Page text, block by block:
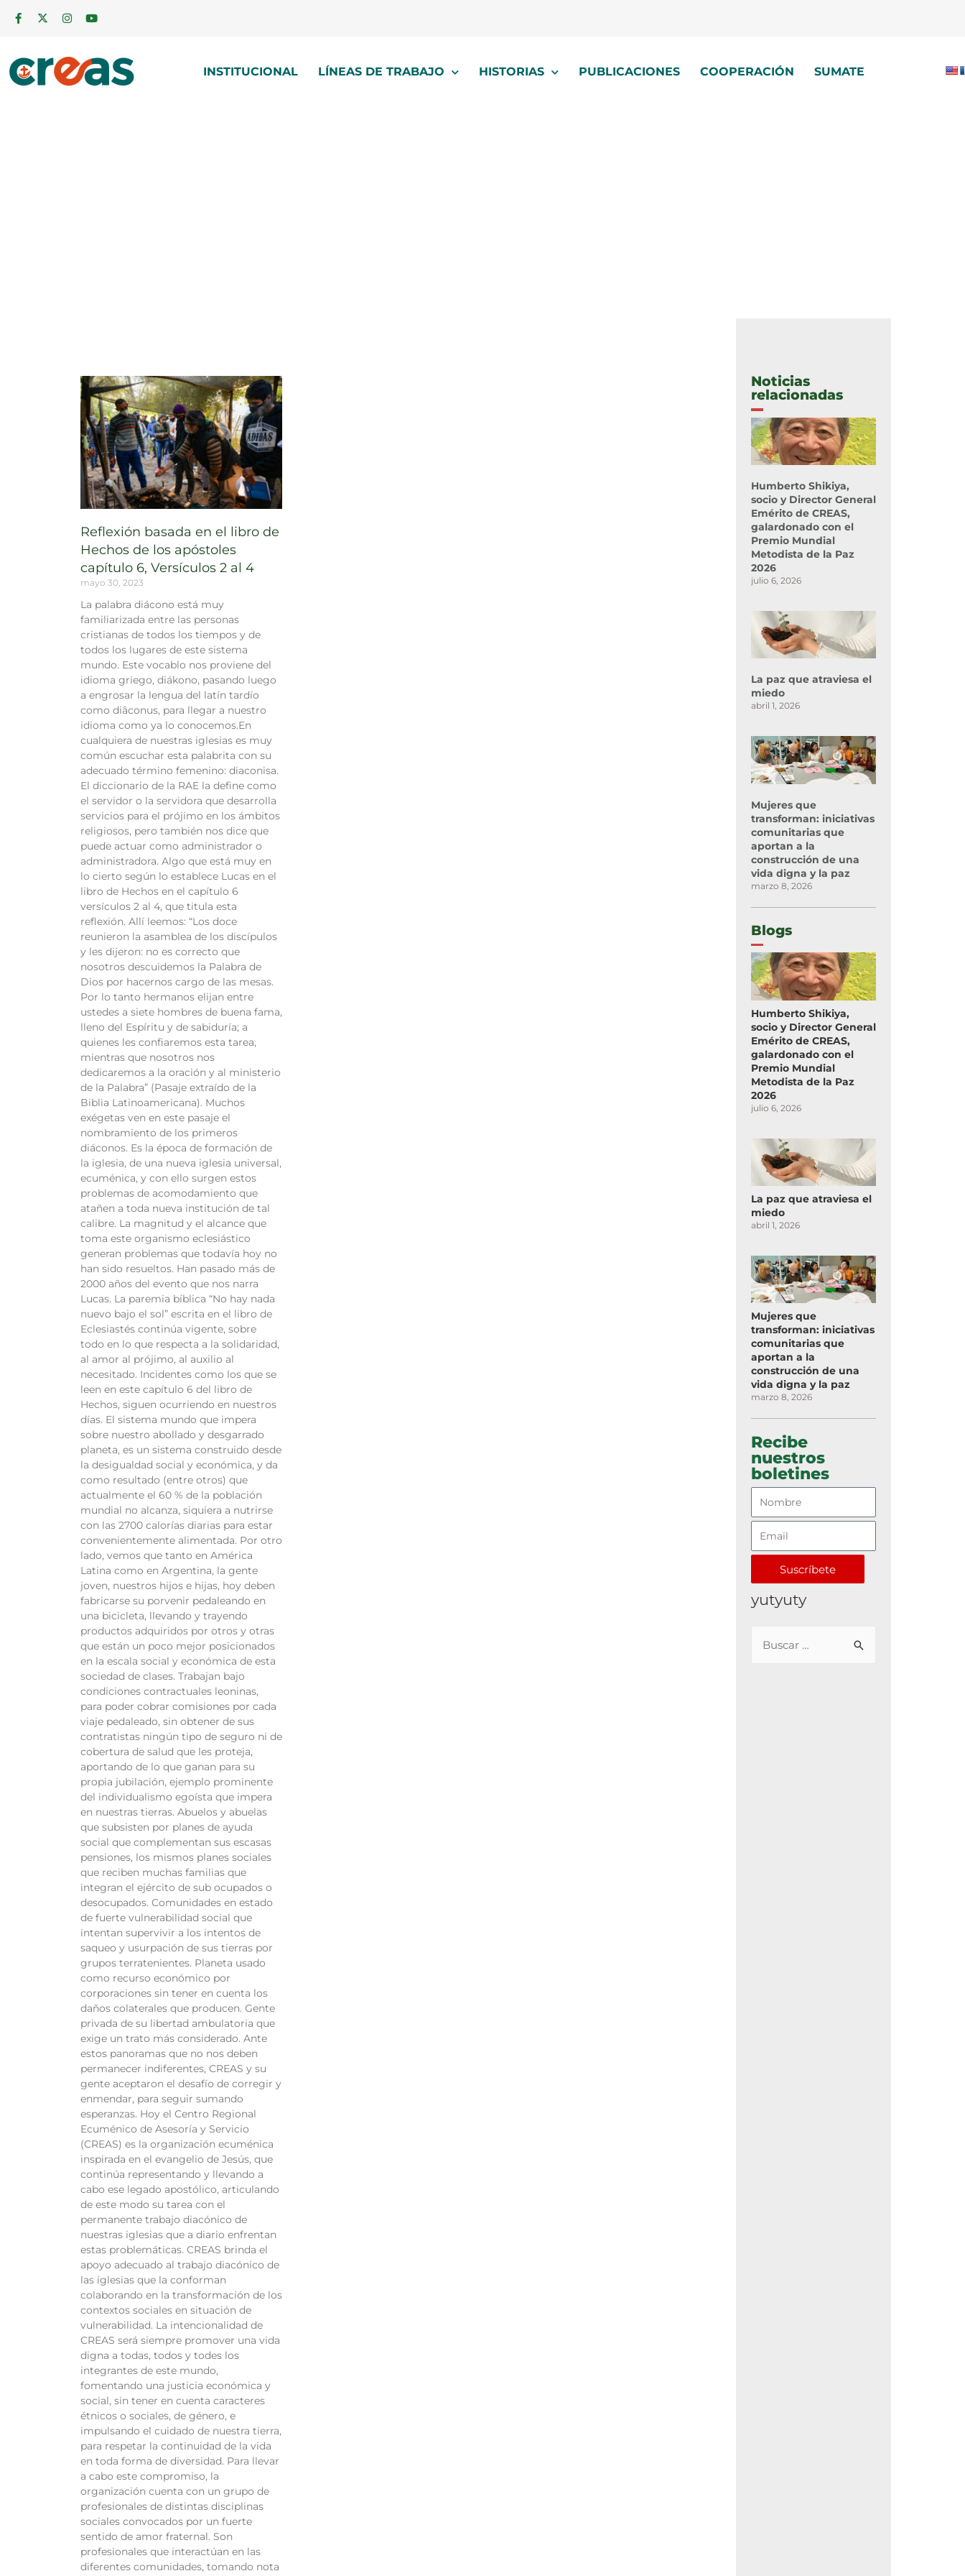
INSTITUCIONAL LÍNEAS DE TRABAJO HISTORIAS PUBLICACIONES COOPERACIÓN SUMATE
Reflexión basada en el libro de
Hechos de los apóstoles
capítulo 6, Versículos 2 al 4
mayo 30, 2023
La palabra diácono está muy
familiarizada entre las personas
cristianas de todos los tiempos y de
todos los lugares de este sistema
mundo. Este vocablo nos proviene del
idioma griego, diákono, pasando luego
a engrosar la lengua del latín tardío
como diâconus, para llegar a nuestro
idioma como ya lo conocemos.En
cualquiera de nuestras iglesias es muy
común escuchar esta palabrita con su
adecuado término femenino: diaconisa.
El diccionario de la RAE la define como
el servidor o la servidora que desarrolla
servicios para el prójimo en los ámbitos
religiosos, pero también nos dice que
puede actuar como administrador o
administradora. Algo que está muy en
lo cierto según lo establece Lucas en el
libro de Hechos en el capítulo 6
versículos 2 al 4, que titula esta
reflexión. Allí leemos: “Los doce
reunieron la asamblea de los discípulos
y les dijeron: no es correcto que
nosotros descuidemos la Palabra de
Dios por hacernos cargo de las mesas.
Por lo tanto hermanos elijan entre
ustedes a siete hombres de buena fama,
lleno del Espíritu y de sabiduría; a
quienes les confiaremos esta tarea,
mientras que nosotros nos
dedicaremos a la oración y al ministerio
de la Palabra” (Pasaje extraído de la
Biblia Latinoamericana). Muchos
exégetas ven en este pasaje el
nombramiento de los primeros
diáconos. Es la época de formación de
la iglesia, de una nueva iglesia universal,
ecuménica, y con ello surgen estos
problemas de acomodamiento que
atañen a toda nueva institución de tal
calibre. La magnitud y el alcance que
toma este organismo eclesiástico
generan problemas que todavía hoy no
han sido resueltos. Han pasado más de
2000 años del evento que nos narra
Lucas. La paremia bíblica “No hay nada
nuevo bajo el sol” escrita en el libro de
Eclesiastés continúa vigente, sobre
todo en lo que respecta a la solidaridad,
al amor al prójimo, al auxilio al
necesitado. Incidentes como los que se
leen en este capítulo 6 del libro de
Hechos, siguen ocurriendo en nuestros
días. El sistema mundo que impera
sobre nuestro abollado y desgarrado
planeta, es un sistema construido desde
la desigualdad social y económica, y da
como resultado (entre otros) que
actualmente el 60 % de la población
mundial no alcanza, siquiera a nutrirse
con las 2700 calorías diarias para estar
convenientemente alimentada. Por otro
lado, vemos que tanto en América
Latina como en Argentina, la gente
joven, nuestros hijos e hijas, hoy deben
fabricarse su porvenir pedaleando en
una bicicleta, llevando y trayendo
productos adquiridos por otros y otras
que están un poco mejor posicionados
en la escala social y económica de esta
sociedad de clases. Trabajan bajo
condiciones contractuales leoninas,
para poder cobrar comisiones por cada
viaje pedaleado, sin obtener de sus
contratistas ningún tipo de seguro ni de
cobertura de salud que les proteja,
aportando de lo que ganan para su
propia jubilación, ejemplo prominente
del individualismo egoísta que impera
en nuestras tierras. Abuelos y abuelas
que subsisten por planes de ayuda
social que complementan sus escasas
pensiones, los mismos planes sociales
que reciben muchas familias que
integran el ejército de sub ocupados o
desocupados. Comunidades en estado
de fuerte vulnerabilidad social que
intentan supervivir a los intentos de
saqueo y usurpación de sus tierras por
grupos terratenientes. Planeta usado
como recurso económico por
corporaciones sin tener en cuenta los
daños colaterales que producen. Gente
privada de su libertad ambulatoria que
exige un trato más considerado. Ante
estos panoramas que no nos deben
permanecer indiferentes, CREAS y su
gente aceptaron el desafío de corregir y
enmendar, para seguir sumando
esperanzas. Hoy el Centro Regional
Ecuménico de Asesoría y Servicio
(CREAS) es la organización ecuménica
inspirada en el evangelio de Jesús, que
continúa representando y llevando a
cabo ese legado apostólico, articulando
de este modo su tarea con el
permanente trabajo diacónico de
nuestras iglesias que a diario enfrentan
estas problemáticas. CREAS brinda el
apoyo adecuado al trabajo diacónico de
las iglesias que la conforman
colaborando en la transformación de los
contextos sociales en situación de
vulnerabilidad. La intencionalidad de
CREAS será siempre promover una vida
digna a todas, todos y todes los
integrantes de este mundo,
fomentando una justicia económica y
social, sin tener en cuenta caracteres
étnicos o sociales, de género, e
impulsando el cuidado de nuestra tierra,
para respetar la continuidad de la vida
en toda forma de diversidad. Para llevar
a cabo este compromiso, la
organización cuenta con un grupo de
profesionales de distintas disciplinas
sociales convocados por un fuerte
sentido de amor fraternal. Son
profesionales que interactúan en las
diferentes comunidades, tomando nota
Noticias
relacionadas
Humberto Shikiya,
socio y Director General
Emérito de CREAS,
galardonado con el
Premio Mundial
Metodista de la Paz
2026
julio 6, 2026
La paz que atraviesa el
miedo
abril 1, 2026
Mujeres que
transforman: iniciativas
comunitarias que
aportan a la
construcción de una
vida digna y la paz
marzo 8, 2026
Blogs
Humberto Shikiya,
socio y Director General
Emérito de CREAS,
galardonado con el
Premio Mundial
Metodista de la Paz
2026
julio 6, 2026
La paz que atraviesa el
miedo
abril 1, 2026
Mujeres que
transforman: iniciativas
comunitarias que
aportan a la
construcción de una
vida digna y la paz
marzo 8, 2026
Recibe
nuestros
boletines
Suscríbete
yutyuty